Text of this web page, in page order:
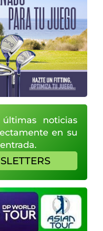
noticias
en su